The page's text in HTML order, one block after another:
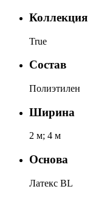
Коллекция
True
Состав
Полиэтилен
Ширина
2 м; 4 м
Основа
Латекс BL